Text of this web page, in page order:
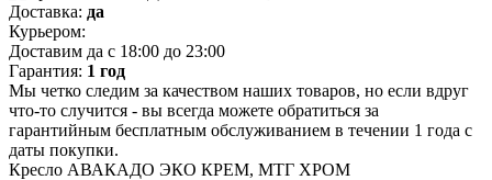
Доставка: да
Курьером:
Доставим да с 18:00 до 23:00
Гарантия: 1 год
Мы четко следим за качеством наших товаров, но если вдруг
что-то случится - вы всегда можете обратиться за
гарантийным бесплатным обслуживанием в течении 1 года с
даты покупки.
Кресло АВАКАДО ЭКО КРЕМ, МТГ ХРОМ